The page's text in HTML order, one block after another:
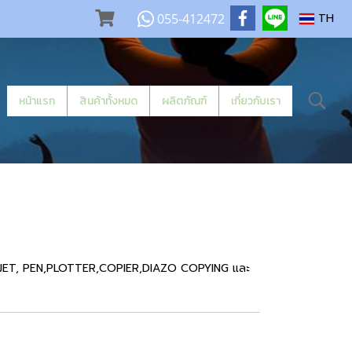
055-412472 TH
หน้าแรก สินค้าทั้งหมด ผลิตภัณฑ์ เกี่ยวกับเรา
PEN,PLOTTER,COPIER,DIAZO COPYING และ